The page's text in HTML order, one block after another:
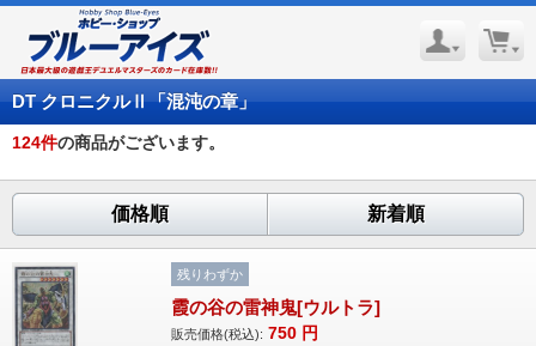
DT クロニクルⅡ「混沌の章」
124件の商品がございます。
価格順 新着順
残りわずか
霞の谷の雷神鬼[ウルトラ]
販売価格(税込): 750 円